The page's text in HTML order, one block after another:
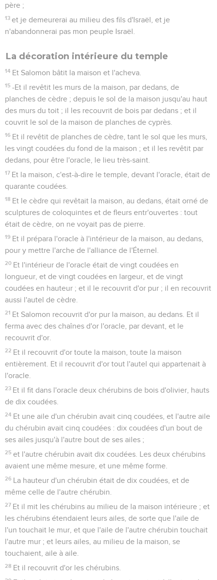
père ;
13 et je demeurerai au milieu des fils d'Israël, et je
n'abandonnerai pas mon peuple Israël.
La décoration intérieure du temple
14 Et Salomon bâtit la maison et l'acheva.
15 -Et il revêtit les murs de la maison, par dedans, de
planches de cèdre ; depuis le sol de la maison jusqu'au haut
des murs du toit ; il les recouvrit de bois par dedans ; et il
couvrit le sol de la maison de planches de cyprès.
16 Et il revêtit de planches de cèdre, tant le sol que les murs,
les vingt coudées du fond de la maison ; et il les revêtit par
dedans, pour être l'oracle, le lieu très-saint.
17 Et la maison, c'est-à-dire le temple, devant l'oracle, était de
quarante coudées.
18 Et le cèdre qui revêtait la maison, au dedans, était orné de
sculptures de coloquintes et de fleurs entr'ouvertes : tout
était de cèdre, on ne voyait pas de pierre.
19 Et il prépara l'oracle à l'intérieur de la maison, au dedans,
pour y mettre l'arche de l'alliance de l'Éternel.
20 Et l'intérieur de l'oracle était de vingt coudées en
longueur, et de vingt coudées en largeur, et de vingt
coudées en hauteur ; et il le recouvrit d'or pur ; il en recouvrit
aussi l'autel de cèdre.
21 Et Salomon recouvrit d'or pur la maison, au dedans. Et il
ferma avec des chaînes d'or l'oracle, par devant, et le
recouvrit d'or.
22 Et il recouvrit d'or toute la maison, toute la maison
entièrement. Et il recouvrit d'or tout l'autel qui appartenait à
l'oracle.
23 Et il fit dans l'oracle deux chérubins de bois d'olivier, hauts
de dix coudées.
24 Et une aile d'un chérubin avait cinq coudées, et l'autre aile
du chérubin avait cinq coudées : dix coudées d'un bout de
ses ailes jusqu'à l'autre bout de ses ailes ;
25 et l'autre chérubin avait dix coudées. Les deux chérubins
avaient une même mesure, et une même forme.
26 La hauteur d'un chérubin était de dix coudées, et de
même celle de l'autre chérubin.
27 Et il mit les chérubins au milieu de la maison intérieure ; et
les chérubins étendaient leurs ailes, de sorte que l'aile de
l'un touchait le mur, et que l'aile de l'autre chérubin touchait
l'autre mur ; et leurs ailes, au milieu de la maison, se
touchaient, aile à aile.
28 Et il recouvrit d'or les chérubins.